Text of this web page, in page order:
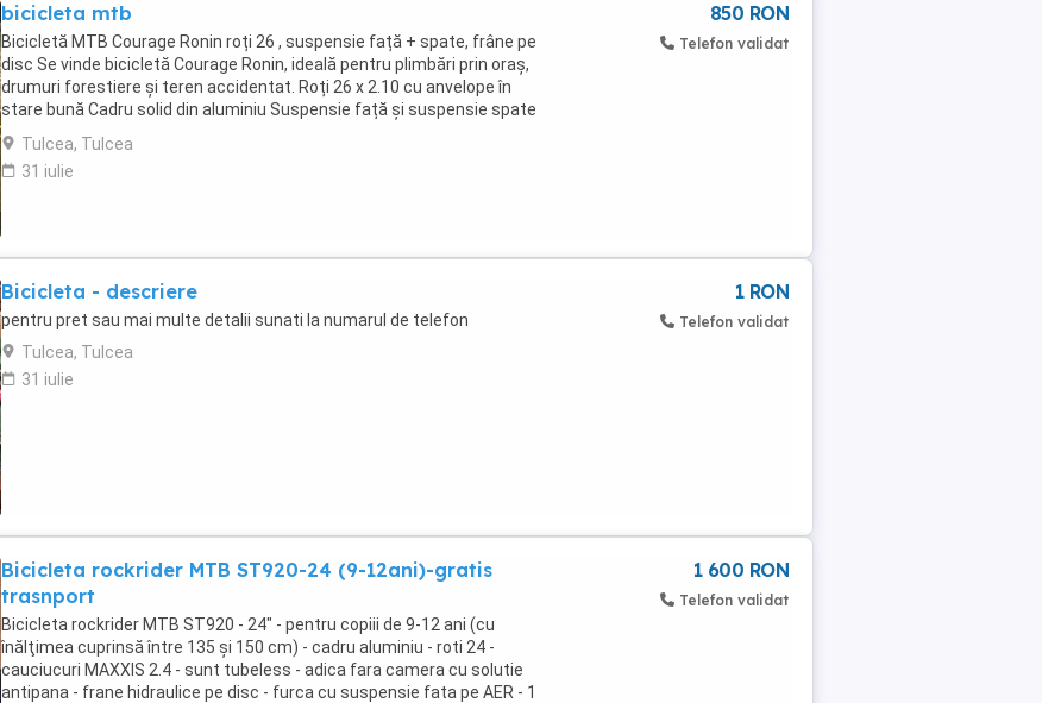
bicicleta mtb
Bicicletă MTB Courage Ronin roți 26 , suspensie față + spate, frâne pe
disc Se vinde bicicletă Courage Ronin, ideală pentru plimbări prin oraș,
drumuri forestiere și teren accidentat. Roți 26 x 2.10 cu anvelope în
stare bună Cadru solid din aluminiu Suspensie față și suspensie spate
pentru ...
Tulcea, Tulcea
31 iulie
850 RON
Telefon validat
Bicicleta - descriere
pentru pret sau mai multe detalii sunati la numarul de telefon
Tulcea, Tulcea
31 iulie
1 RON
Telefon validat
Bicicleta rockrider MTB ST920-24 (9-12ani)-gratis
trasnport
Bicicleta rockrider MTB ST920 - 24" - pentru copiii de 9-12 ani (cu
înălţimea cuprinsă între 135 şi 150 cm) - cadru aluminiu - roti 24 -
cauciucuri MAXXIS 2.4 - sunt tubeless - adica fara camera cu solutie
antipana - frane hidraulice pe disc - furca cu suspensie fata pe AER - 1
1 600 RON
Telefon validat